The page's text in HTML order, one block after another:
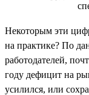
Некоторым эти
на практике? По
работодателей,
году дефицит на
усилился, или